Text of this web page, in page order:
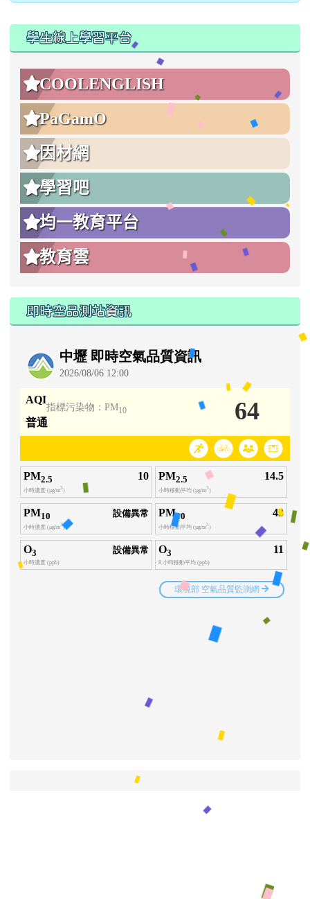
學生線上學習平台
COOLENGLISH
PaGamO
因材網
學習吧
均一教育平台
教育雲
即時空品測站資訊